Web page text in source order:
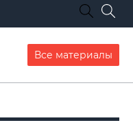
Все материалы